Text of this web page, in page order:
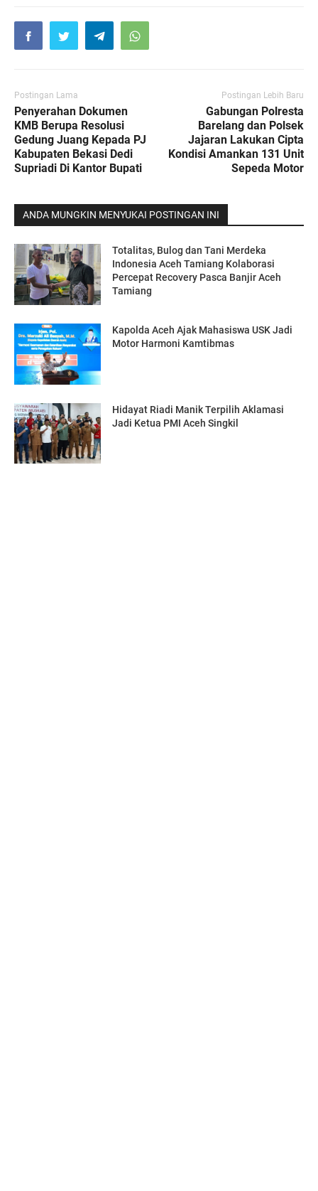
Postingan Lama
Penyerahan Dokumen
KMB Berupa Resolusi
Gedung Juang Kepada PJ
Kabupaten Bekasi Dedi
Supriadi Di Kantor Bupati
Postingan Lebih Baru
Gabungan Polresta
Barelang dan Polsek
Jajaran Lakukan Cipta
Kondisi Amankan 131 Unit
Sepeda Motor
ANDA MUNGKIN MENYUKAI POSTINGAN INI
Totalitas, Bulog dan Tani Merdeka
Indonesia Aceh Tamiang Kolaborasi
Percepat Recovery Pasca Banjir Aceh
Tamiang
Kapolda Aceh Ajak Mahasiswa USK Jadi
Motor Harmoni Kamtibmas
Hidayat Riadi Manik Terpilih Aklamasi
Jadi Ketua PMI Aceh Singkil